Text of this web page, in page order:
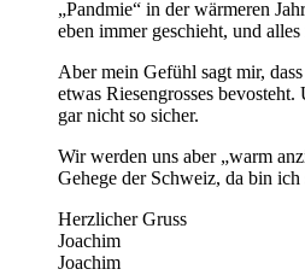
„Pandmie“ in der wärmeren
eben immer geschieht, und
Aber mein Gefühl sagt mir,
etwas Riesengrosses
gar nicht so sicher.
Wir werden uns aber „warm
Gehege der Schweiz, da bin ich
Herzlicher Gruss
Joachim
Joachim